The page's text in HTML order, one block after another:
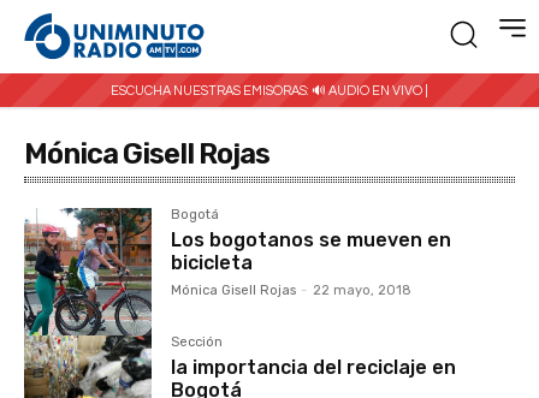
ESCUCHA NUESTRAS EMISORAS: 🔊 AUDIO EN VIVO |
Mónica Gisell Rojas
Bogotá
Los bogotanos se mueven en
bicicleta
Mónica Gisell Rojas - 22 mayo, 2018
Sección
la importancia del reciclaje en
Bogotá